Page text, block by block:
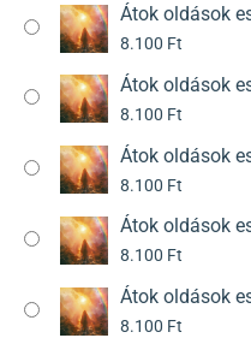
Átok oldások
8.100 Ft
Átok oldások
8.100 Ft
Átok oldások
8.100 Ft
Átok oldások
8.100 Ft
Átok oldások
8.100 Ft